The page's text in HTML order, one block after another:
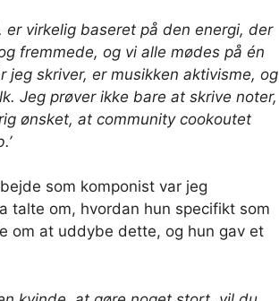
er virkelig baseret på den energi, der
fremmede, og vi alle mødes på én
skriver, er musikken aktivisme, og
Jeg prøver ikke bare at skrive noter,
ønsket, at community cookoutet
som komponist var jeg
talte om, hvordan hun specifikt som
om at uddybe dette, og hun gav et